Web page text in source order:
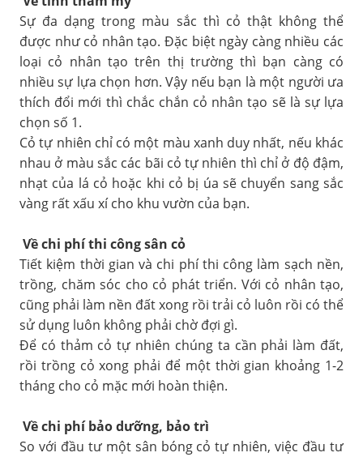
Sự đa dạng trong màu sắc thì cỏ thật không thể
được như cỏ nhân tạo. Đặc biệt ngày càng nhiều các
loại cỏ nhân tạo trên thị trường thì bạn càng có
nhiều sự lựa chọn hơn. Vậy nếu bạn là một người ưa
thích đổi mới thì chắc chắn cỏ nhân tạo sẽ là sự lựa
chọn số 1.
Cỏ tự nhiên chỉ có một màu xanh duy nhất, nếu khác
nhau ở màu sắc các bãi cỏ tự nhiên thì chỉ ở độ đậm,
nhạt của lá cỏ hoặc khi cỏ bị úa sẽ chuyển sang sắc
vàng rất xấu xí cho khu vườn của bạn.
Về chi phí thi công sân cỏ
Tiết kiệm thời gian và chi phí thi công làm sạch nền,
trồng, chăm sóc cho cỏ phát triển. Với cỏ nhân tạo,
cũng phải làm nền đất xong rồi trải cỏ luôn rồi có thể
sử dụng luôn không phải chờ đợi gì.
Để có thảm cỏ tự nhiên chúng ta cần phải làm đất,
rồi trồng cỏ xong phải để một thời gian khoảng 1-2
tháng cho cỏ mặc mới hoàn thiện.
Về chi phí bảo dưỡng, bảo trì
So với đầu tư một sân bóng cỏ tự nhiên, việc đầu tư